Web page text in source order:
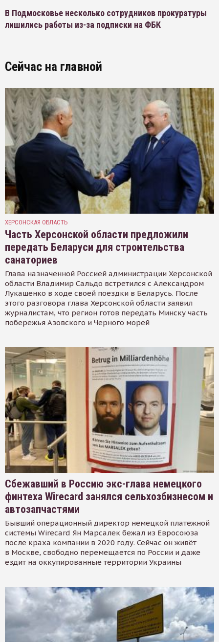
В Подмосковье несколько сотрудников прокуратуры
лишились работы из-за подписки на ФБК
Сейчас на главной
ХЕРСОНСКАЯ ОБЛАСТЬ
Часть Херсонской области предложили
передать Беларуси для строительства
санаториев
Глава назначенной Россией администрации Херсонской
области Владимир Сальдо встретился с Александром
Лукашенко в ходе своей поездки в Беларусь. После
этого разговора глава Херсонской области заявил
журналистам, что регион готов передать Минску часть
побережья Азовского и Черного морей
Сбежавший в Россию экс-глава немецкого
финтеха Wirecard занялся сельхозбизнесом и
автозапчастями
Бывший операционный директор немецкой платёжной
системы Wirecard Ян Марсалек бежал из Евросоюза
после краха компании в 2020 году. Сейчас он живёт
в Москве, свободно перемещается по России и даже
ездит на оккупированные территории Украины